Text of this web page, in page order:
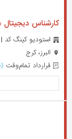
کارشناس دیجیتال
استودیو کینگ کد | KingKode
البرز، کرج
قرارداد تمام‌وقت